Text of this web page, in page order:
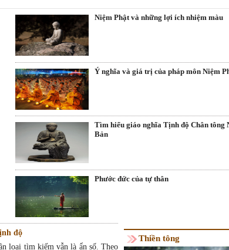
Niệm Phật và những lợi ích nhiệm màu
Ý nghĩa và giá trị của pháp môn Niệm
Tìm hiểu giáo nghĩa Tịnh độ Chân tông
Bản
Phước đức của tự thân
độ
loại tìm kiếm vẫn là ẩn số. Theo
Thiền tông